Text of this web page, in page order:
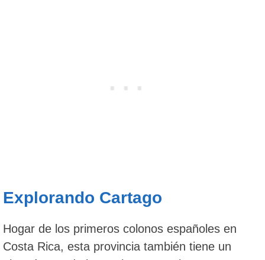
Explorando Cartago
Hogar de los primeros colonos españoles en
Costa Rica, esta provincia también tiene un